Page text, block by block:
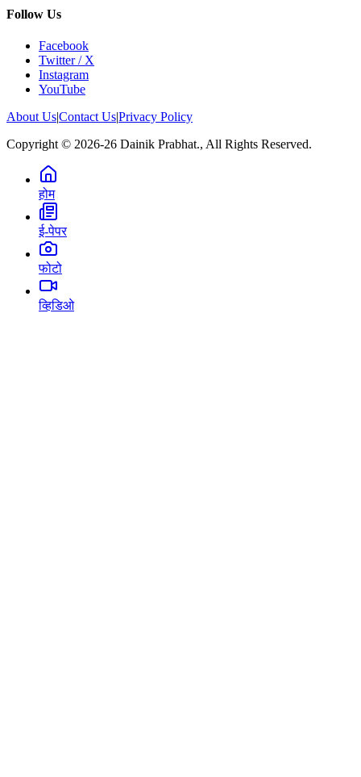
Follow Us
Facebook
Twitter / X
Instagram
YouTube
About Us|Contact Us|Privacy Policy
Copyright © 2026-26 Dainik Prabhat., All Rights Reserved.
होम
ई-पेपर
फोटो
व्हिडिओ